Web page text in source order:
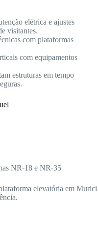
elétrica e ajustes
visitantes.
com plataformas
com equipamentos
estruturas em tempo
NR-18 e NR-35
elevatória em Murici